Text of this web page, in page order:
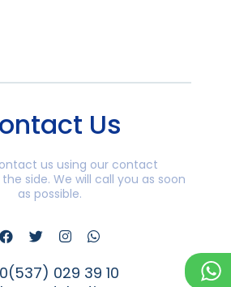
Us
us using our contact
side. We will call you as soon
as possible.
029 39 10